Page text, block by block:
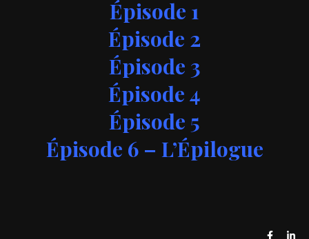
Épisode 1
Épisode 2
Épisode 3
Épisode 4
Épisode 5
Épisode 6 – L’Épilogue